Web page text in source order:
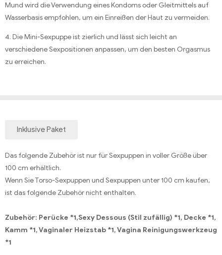
Mund wird die Verwendung eines Kondoms oder Gleitmittels auf
Wasserbasis empfohlen, um ein Einreißen der Haut zu vermeiden.
4. Die Mini-Sexpuppe ist zierlich und lässt sich leicht an
verschiedene Sexpositionen anpassen, um den besten Orgasmus
zu erreichen.
Inklusive Paket
Das folgende Zubehör ist nur für Sexpuppen in voller Größe über
100 cm erhältlich.
Wenn Sie Torso-Sexpuppen und Sexpuppen unter 100 cm kaufen,
ist das folgende Zubehör nicht enthalten.
Zubehör: Perücke *1,Sexy Dessous (Stil zufällig) *1, Decke *1,
Kamm *1, Vaginaler Heizstab *1, Vagina Reinigungswerkzeug
*1